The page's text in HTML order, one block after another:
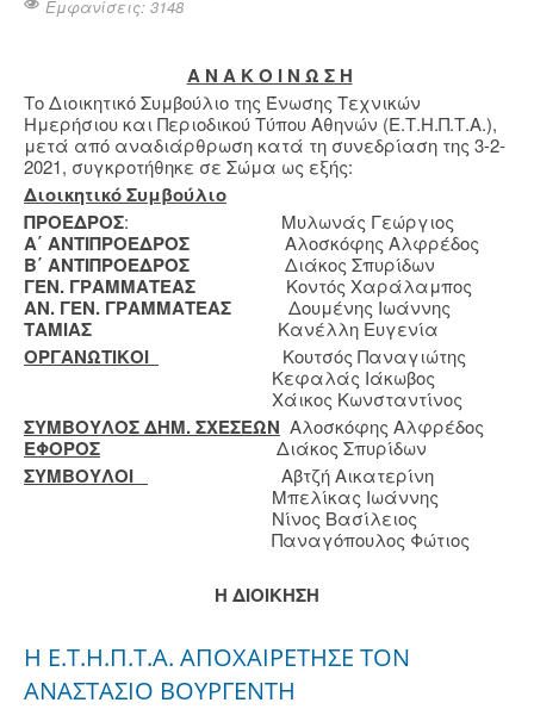
Εμφανίσεις: 3148
Α Ν Α Κ Ο Ι Ν Ω Σ Η
Το Διοικητικό Συμβούλιο της Ένωσης Τεχνικών
Ημερήσιου και Περιοδικού Τύπου Αθηνών (Ε.Τ.Η.Π.Τ.Α.),
μετά από αναδιάρθρωση κατά τη συνεδρίαση της 3-2-
2021, συγκροτήθηκε σε Σώμα ως εξής:
Διοικητικό Συμβούλιο
ΠΡΟΕΔΡΟΣ: Μυλωνάς Γεώργιος
Α΄ ΑΝΤΙΠΡΟΕΔΡΟΣ Αλοσκόφης Αλφρέδος
Β΄ ΑΝΤΙΠΡΟΕΔΡΟΣ Διάκος Σπυρίδων
ΓΕΝ. ΓΡΑΜΜΑΤΕΑΣ Κοντός Χαράλαμπος
ΑΝ. ΓΕΝ. ΓΡΑΜΜΑΤΕΑΣ Δουμένης Ιωάννης
ΤΑΜΙΑΣ Κανέλλη Ευγενία
ΟΡΓΑΝΩΤΙΚΟΙ
Κουτσός Παναγιώτης
Κεφαλάς Ιάκωβος
Χάικος Κωνσταντίνος
ΣΥΜΒΟΥΛΟΣ ΔΗΜ. ΣΧΕΣΕΩΝ Αλοσκόφης Αλφρέδος
ΕΦΟΡΟΣ Διάκος Σπυρίδων
ΣΥΜΒΟΥΛΟΙ
Αβτζή Αικατερίνη
Μπελίκας Ιωάννης
Νίνος Βασίλειος
Παναγόπουλος Φώτιος
Η ΔΙΟΙΚΗΣΗ
H E.T.H.Π.Τ.Α. ΑΠΟΧΑΙΡΕΤΗΣΕ ΤΟΝ
ΑΝΑΣΤΑΣΙΟ ΒΟΥΡΓΕΝΤΗ